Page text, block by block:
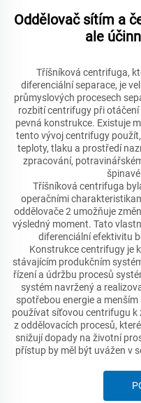
Oddělovač sítím a
ale
Tříšníková centrifuga,
diferenciální separace, je
průmyslových procesech
rozbití centrifugy při
pevná konstrukce. Existuje
tento vývoj centrifugy
teploty, tlaku a prostředí
zpracování,
Tříšníková centrifuga
operačními
oddělovače 2 umožňuje
výsledný moment. Tato
diferenciální efektivitu
Konstrukce centrifugy je
stávajícím produkčním
řízení a údržbu procesů
systém navržený a
spotřebou energie a
používat síťovou centrifugu
z oddělovacích procesů,
snižují dopady na životní
přístup by měl být uvážen v